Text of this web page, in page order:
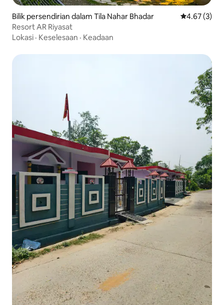
Bilik persendirian dalam Tila Nahar Bhadar Penarafan
4.67 (3)
Resort AR Riyasat
Lokasi · Keselesaan · Keadaan